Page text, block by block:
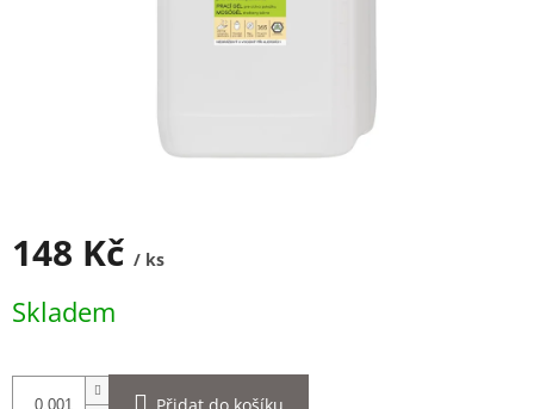
148 Kč / ks
cena:
Skladem